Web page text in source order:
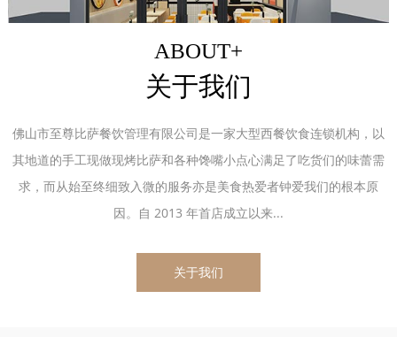
ABOUT+
关于我们
佛山市至尊比萨餐饮管理有限公司是一家大型西餐饮食连锁机构，以
其地道的手工现做现烤比萨和各种馋嘴小点心满足了吃货们的味蕾需
求，而从始至终细致入微的服务亦是美食热爱者钟爱我们的根本原
因。自 2013 年首店成立以来...
关于我们